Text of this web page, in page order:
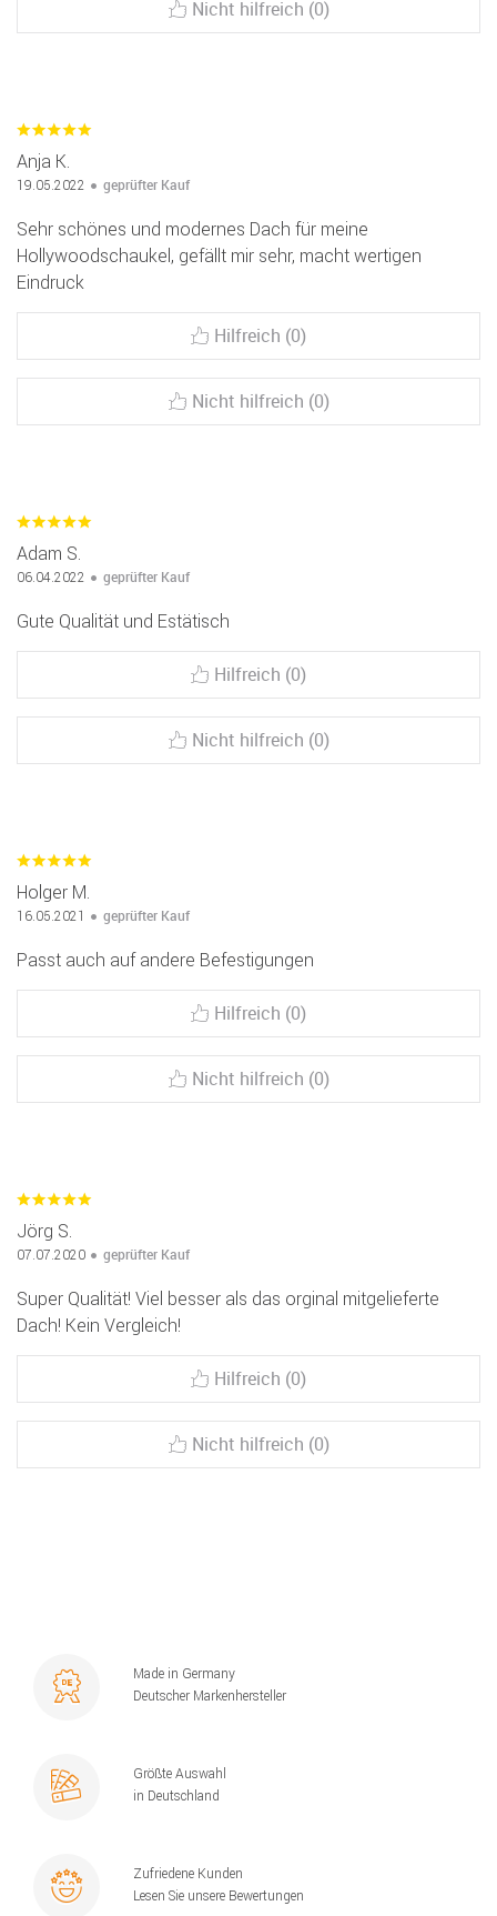
Nicht hilfreich (0)
Anja K.
19.05.2022 geprüfter Kauf
Sehr schönes und modernes Dach für meine
Hollywoodschaukel, gefällt mir sehr, macht wertigen
Eindruck
Hilfreich (0)
Nicht hilfreich (0)
Adam S.
06.04.2022 geprüfter Kauf
Gute Qualität und Estätisch
Hilfreich (0)
Nicht hilfreich (0)
Holger M.
16.05.2021 geprüfter Kauf
Passt auch auf andere Befestigungen
Hilfreich (0)
Nicht hilfreich (0)
Jörg S.
07.07.2020 geprüfter Kauf
Super Qualität! Viel besser als das orginal mitgelieferte
Dach! Kein Vergleich!
Hilfreich (0)
Nicht hilfreich (0)
Made in Germany
Deutscher Markenhersteller
Größte Auswahl
in Deutschland
Zufriedene Kunden
Lesen Sie unsere Bewertungen